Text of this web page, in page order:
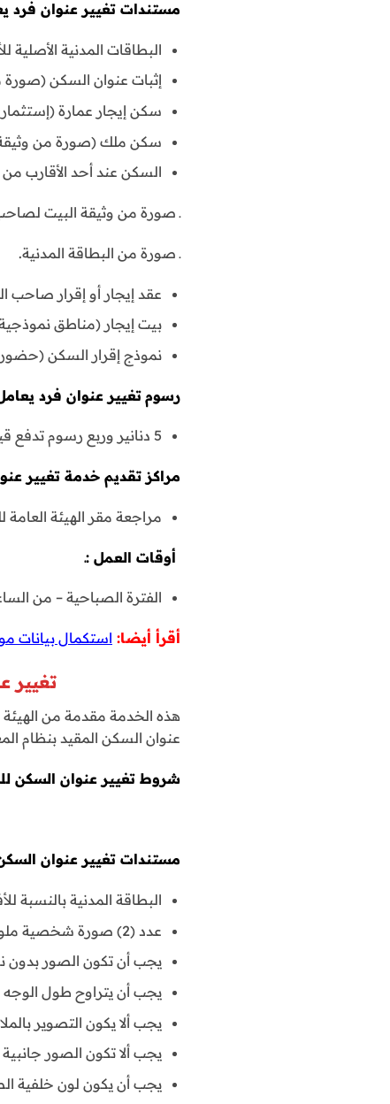
مستندات تغيير عنوان فرد
البطاقات المدنية
إثبات عنوان السكن (صورة
سكن إيجار عمارة
سكن ملك (صورة من وثيقة
السكن عند أحد الأقارب من
ـ صورة من وثيقة البيت
ـ صورة من البطاقة المدنية.
عقد إيجار أو إقرار صاحب
بيت إيجار (مناطق
نموذج إقرار السكن
رسوم تغيير عنوان فرد
5 دنانير وربع رسوم تدفع قيمتها عن طريق موقع الهيئة.
مراكز تقديم خدمة تغيير
مراجعة مقر الهيئة
أوقات العمل :ـ
الفترة الصباحية – من الساعة 8 صباحاً إلى الساعة 1
أقرأ أيضا: استكمال بيانات
تغيير
هذه الخدمة مقدمة من الهيئة
عنوان السكن المقيد بنظام
شروط تغيير عنوان السكن
مستندات تغيير عنوان
البطاقة المدنية بالنسبة
عدد (2) صورة شخصية ملونة وحديثة مقاس (4×6) سم
يجب أن تكون الصور
يجب أن يتراوح طول الوجه من 2:2 إلى 2:5 سم وأن يتوسط
يجب ألا يكون التصوير
يجب ألا تكون الصور جانبية
يجب أن يكون لون خلفية